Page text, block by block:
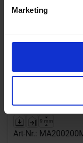
Marketing
Art-Nr.: